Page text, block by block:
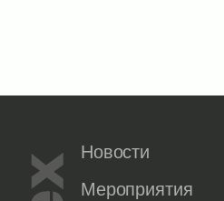
Новости
Мероприятия